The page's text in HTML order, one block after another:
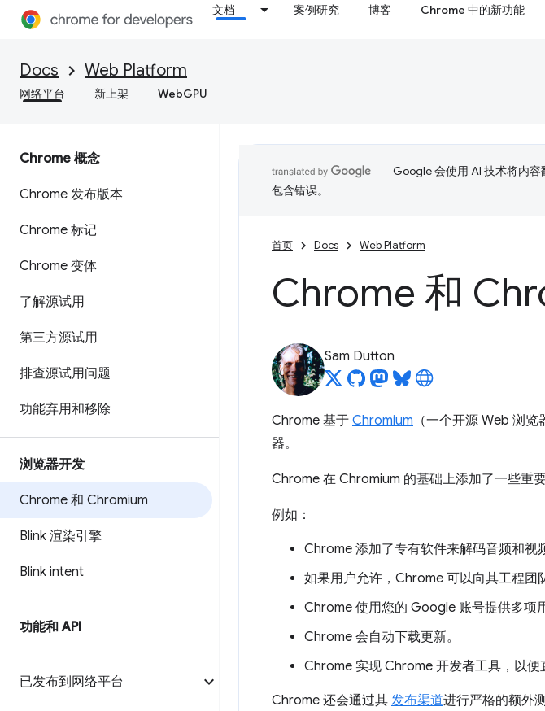
文档 案例研究 博客 Chrome 中的新功能
Docs Web Platform
网络平台 新上架 WebGPU
Chrome 概念
Chrome 发布版本
Chrome 标记
Chrome 变体
了解源试用
第三方源试用
排查源试用问题
功能弃用和移除
浏览器开发
Chrome 和 Chromium
Blink 渲染引擎
Blink intent
功能和 API
已发布到网络平台
Google 会使用 AI 技术将内
包含错误。
首页 Docs Web Platform
Chrome 和
Sam Dutton
Chrome 基于 Chromium （一个开源 Web 浏
器。
Chrome 在 Chromium 的基础上添加了一些重要
例如：
Chrome 添加了专有软件来解码音频和视
如果用户允许，Chrome 可以向其工程团
Chrome 使用您的 Google 账号提供多项
Chrome 会自动下载更新。
Chrome 实现 Chrome 开发者工具，以便
Chrome 还会通过其 发布渠道进行严格的额外